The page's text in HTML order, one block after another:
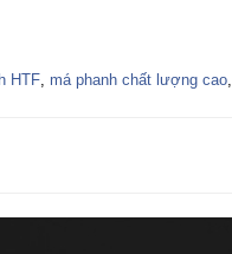
HTF, má phanh chất lượng cao,